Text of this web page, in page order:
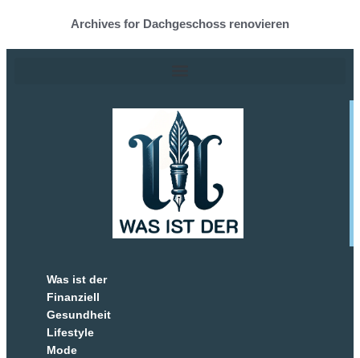
Archives for Dachgeschoss renovieren
Was ist der
Finanziell
Gesundheit
Lifestyle
Mode